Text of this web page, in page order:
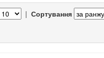
| Сортування